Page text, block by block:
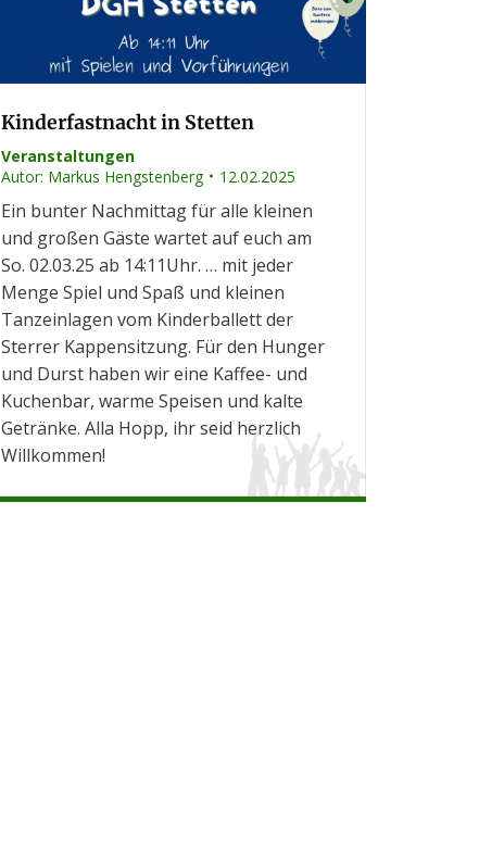
Kinderfastnacht in Stetten
Veranstaltungen
Autor: Markus Hengstenberg 12.02.2025
Ein bunter Nachmittag für alle kleinen
und großen Gäste wartet auf euch am
So. 02.03.25 ab 14:11Uhr. … mit jeder
Menge Spiel und Spaß und kleinen
Tanzeinlagen vom Kinderballett der
Sterrer Kappensitzung. Für den Hunger
und Durst haben wir eine Kaffee- und
Kuchenbar, warme Speisen und kalte
Getränke. Alla Hopp, ihr seid herzlich
Willkommen!